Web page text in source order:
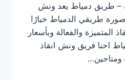
– طريق دمياط يعد ونش
طريقي الدمياط خيارًا
المتميزة والفعالة وبأسعار
احنا فريق ونش انقاذ
ومتاحين…